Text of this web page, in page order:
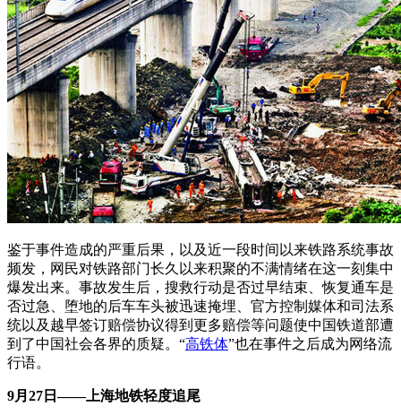
鉴于事件造成的严重后果，以及近一段时间以来铁路系统事故
频发，网民对铁路部门长久以来积聚的不满情绪在这一刻集中
爆发出来。事故发生后，搜救行动是否过早结束、恢复通车是
否过急、堕地的后车车头被迅速掩埋、官方控制媒体和司法系
统以及越早签订赔偿协议得到更多赔偿等问题使中国铁道部遭
到了中国社会各界的质疑。“高铁体”也在事件之后成为网络流
行语。
9月27日——上海地铁轻度追尾